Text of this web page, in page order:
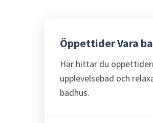
Öppettider Vara
Här hittar du
upplevelsebad och
badhus.